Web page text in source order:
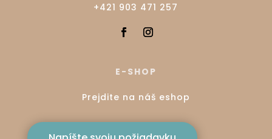
+421 903 471 257
E-SHOP
Prejdite na náš eshop